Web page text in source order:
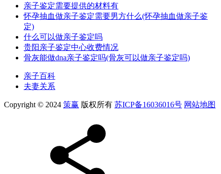
亲子鉴定需要提供的材料有
怀孕抽血做亲子鉴定需要男方什么(怀孕抽血做亲子鉴
定)
什么可以做亲子鉴定吗
贵阳亲子鉴定中心收费情况
骨灰能做dna亲子鉴定吗(骨灰可以做亲子鉴定吗)
亲子百科
夫妻关系
Copyright © 2024 策赢 版权所有 苏ICP备16036016号 网站地图